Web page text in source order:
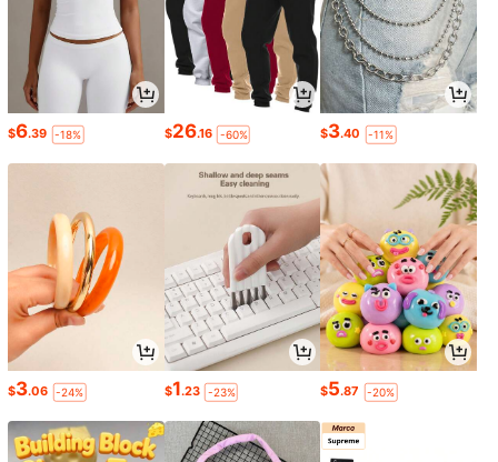
$6.39 -18% $26.16 -60% $3.40 -11%
$3.06 -24% $1.23 -23% $5.87 -20%